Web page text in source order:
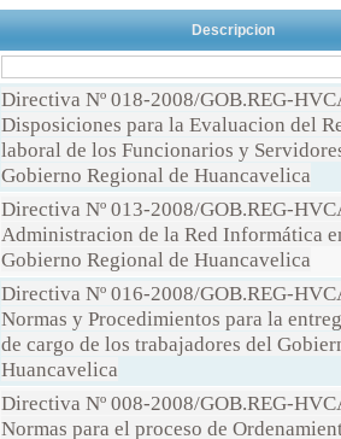
Descripcion
Directiva Nº 018-2008/GOB.REG-
Disposiciones para la Evaluacion del
laboral de los Funcionarios y
Gobierno Regional de Huancavelica
Directiva Nº 013-2008/GOB.REG-
Administracion de la Red Informática
Gobierno Regional de Huancavelica
Directiva Nº 016-2008/GOB.REG-
Normas y Procedimientos para la
de cargo de los trabajadores del
Huancavelica
Directiva Nº 008-2008/GOB.REG-
Normas para el proceso de